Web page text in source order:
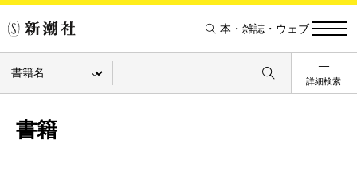
本・雑誌・ウェブ
詳細検索
書籍